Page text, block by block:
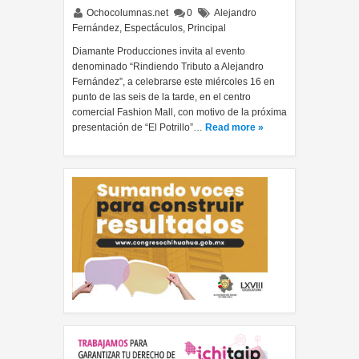
Ochocolumnas.net 0
Alejandro
Fernández, Espectáculos, Principal
Diamante Producciones invita al evento
denominado “Rindiendo Tributo a Alejandro
Fernández”, a celebrarse este miércoles 16 en
punto de las seis de la tarde, en el centro
comercial Fashion Mall, con motivo de la próxima
presentación de “El Potrillo”… Read more »